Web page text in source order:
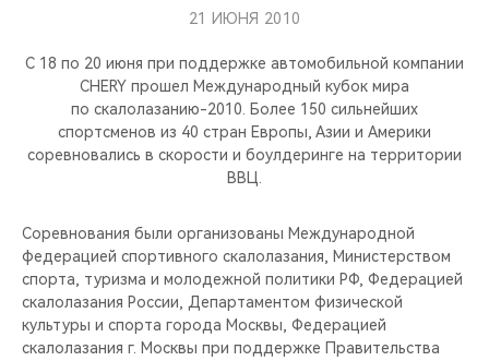
СЕДАНЫ
КРЕДИТ И СТРАХОВАНИЕ
ЗАПЧАСТИ И АКСЕССУАРЫ
ПОДДЕРЖКА
О БРЕНДЕ
CHERY В СОЦСЕТЯХ
БЛАГОТВОРИТЕЛЬНОСТЬ
CHERY REMOTE
CHERY И СПОРТ
КРЕДИТ
МЫ В СОЦСЕТЯХ
21 ИЮНЯ 2010
С 18 по 20 июня при поддержке автомобильной компании
CHERY прошел Международный кубок мира
по скалолазанию-2010. Более 150 сильнейших
спортсменов из 40 стран Европы, Азии и Америки
соревновались в скорости и боулдеринге на территории
ВВЦ.
Соревнования были организованы Международной
федерацией спортивного скалолазания, Министерством
спорта, туризма и молодежной политики РФ, Федерацией
скалолазания России, Департаментом физической
культуры и спорта города Москвы, Федерацией
скалолазания г. Москвы при поддержке Правительства